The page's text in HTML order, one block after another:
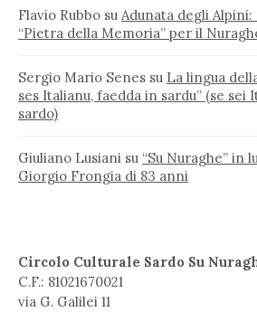
Flavio Rubbo su Adunata degli Alpini:
“Pietra della Memoria” per il
Sergio Mario Senes su La lingua
ses Italianu, faedda in sardu” (se sei
sardo)
Giuliano Lusiani su “Su Nuraghe” in
Giorgio Frongia di 83 anni
Circolo Culturale Sardo Su
C.F.: 81021670021
via G. Galilei 11